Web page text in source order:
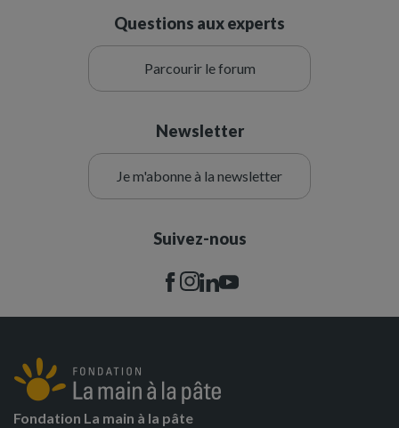
Questions aux experts
Parcourir le forum
Newsletter
Je m'abonne à la newsletter
Suivez-nous
Fondation La main à la pâte